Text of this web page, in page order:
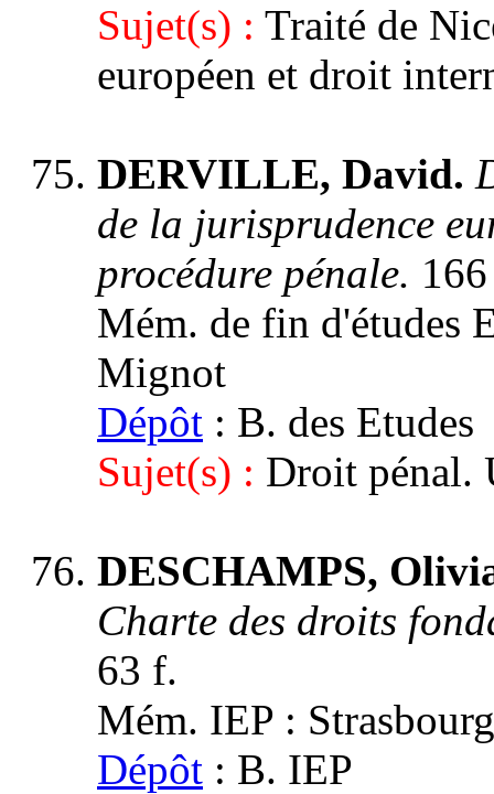
Sujet(s) : Traité de
européen et droit
DERVILLE, David.
de la jurisprudence
procédure pénale.
Mém. de fin d'études
Mignot
Dépôt : B. des Etudes
Sujet(s) : Droit pénal.
DESCHAMPS,
Charte des droits
63 f.
Mém. IEP :
Dépôt : B. IEP